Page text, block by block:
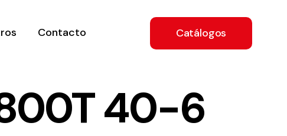
Contacto Catálogos
40-6